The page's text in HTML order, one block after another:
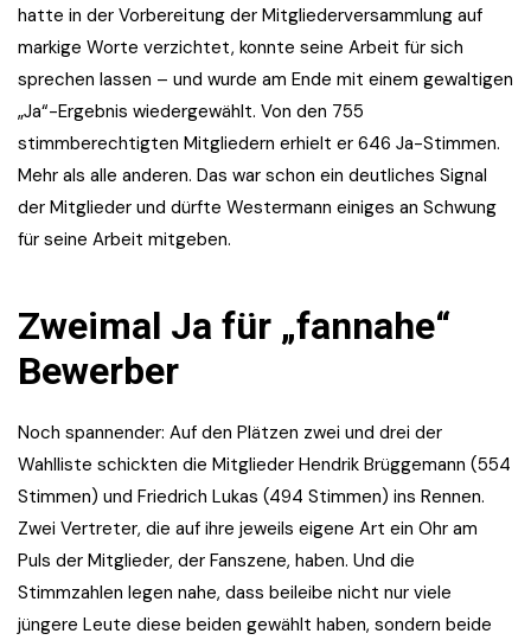
hatte in der Vorbereitung der Mitgliederversammlung auf
markige Worte verzichtet, konnte seine Arbeit für sich
sprechen lassen – und wurde am Ende mit einem gewaltigen
„Ja“-Ergebnis wiedergewählt. Von den 755
stimmberechtigten Mitgliedern erhielt er 646 Ja-Stimmen.
Mehr als alle anderen. Das war schon ein deutliches Signal
der Mitglieder und dürfte Westermann einiges an Schwung
für seine Arbeit mitgeben.
Zweimal Ja für „fannahe“
Bewerber
Noch spannender: Auf den Plätzen zwei und drei der
Wahlliste schickten die Mitglieder Hendrik Brüggemann (554
Stimmen) und Friedrich Lukas (494 Stimmen) ins Rennen.
Zwei Vertreter, die auf ihre jeweils eigene Art ein Ohr am
Puls der Mitglieder, der Fanszene, haben. Und die
Stimmzahlen legen nahe, dass beileibe nicht nur viele
jüngere Leute diese beiden gewählt haben, sondern beide